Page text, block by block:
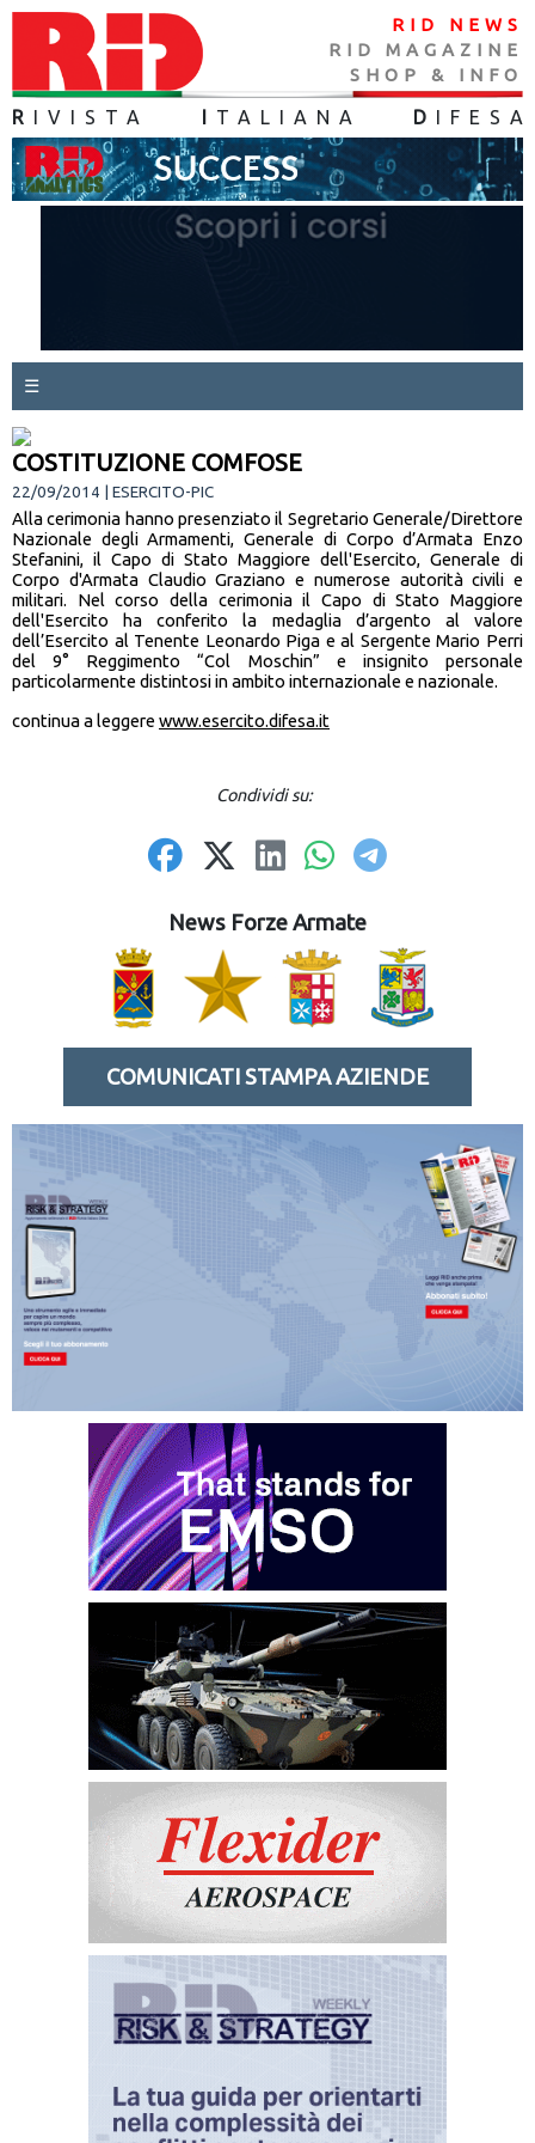
RID NEWS
RID MAGAZINE
SHOP & INFO
R IVISTA TALIANA D IFES A
☰
COSTITUZIONE COMFOSE
22/09/2014 | ESERCITO-PIC
Alla cerimonia hanno presenziato il Segretario Generale/Direttore
Nazionale degli Armamenti, Generale di Corpo d’Armata Enzo
Stefanini, il Capo di Stato Maggiore dell'Esercito, Generale di
Corpo d'Armata Claudio Graziano e numerose autorità civili e
militari. Nel corso della cerimonia il Capo di Stato Maggiore
dell'Esercito ha conferito la medaglia d’argento al valore
dell’Esercito al Tenente Leonardo Piga e al Sergente Mario Perri
del 9° Reggimento “Col Moschin” e insignito personale
particolarmente distintosi in ambito internazionale e nazionale.
continua a leggere www.esercito.difesa.it
Condividi su:
News Forze Armate
COMUNICATI STAMPA AZIENDE